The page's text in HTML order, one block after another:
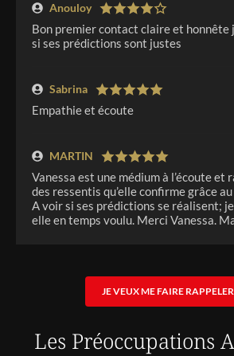
Anouloy
Bon premier contact claire et honnête
si ses prédictions sont justes
Sabrina
Empathie et écoute
MARTIN
Vanessa est une médium à l’écoute et
des ressentis qu’elle confirme grâce
A voir si ses prédictions se réalisent;
elle en temps voulu. Merci Vanessa.
Très concentrée sur les questions
directement à l'essentiel. Un grand
DANIELLE
JE VEUX ME FAIRE RAPPELER
Les Préoccupations